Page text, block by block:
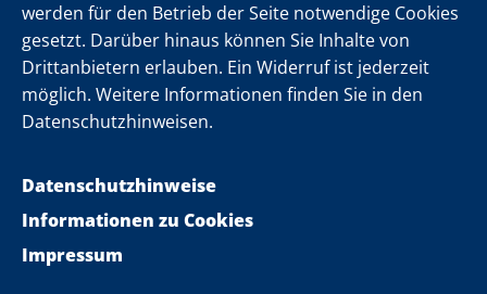
werden für den Betrieb der Seite notwendige Cookies
gesetzt. Darüber hinaus können Sie Inhalte von
Drittanbietern erlauben. Ein Widerruf ist jederzeit
möglich. Weitere Informationen finden Sie in den
Datenschutzhinweisen.
Datenschutzhinweise
Impressum
Informationen zu Cookies
Folgen Sie uns